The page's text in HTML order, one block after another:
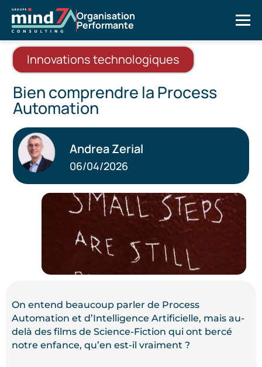
Organisation
Performante
Innovations technologiques
Bien comprendre la Process
Automation
Andrea Zerial
06/04/2026
On entend beaucoup parler de Process
Automation et d’Intelligence Artificielle, mais au-
delà des films de Science-Fiction qui ont bercé
notre enfance, qu’en est-il vraiment ?